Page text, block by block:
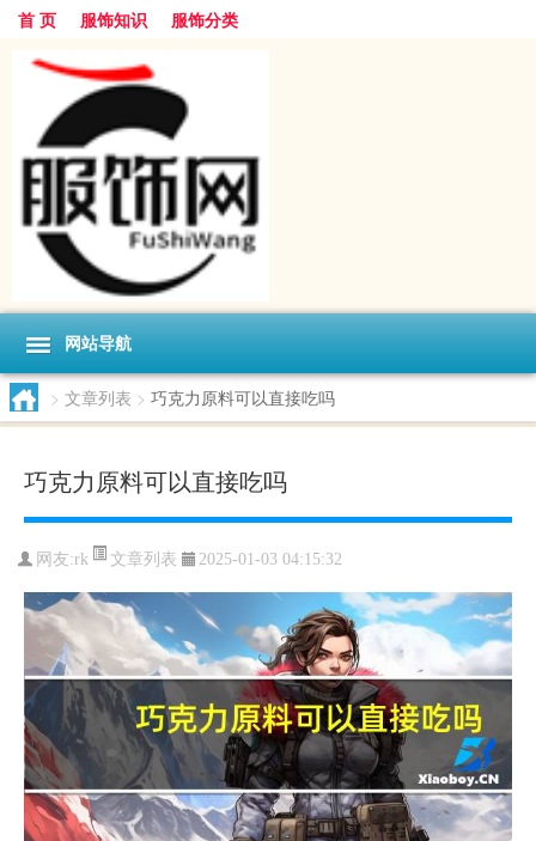
首 页 服饰知识 服饰分类
网站导航
> 文章列表 > 巧克力原料可以直接吃吗
巧克力原料可以直接吃吗
网友:rk 文章列表 2025-01-03 04:15:32